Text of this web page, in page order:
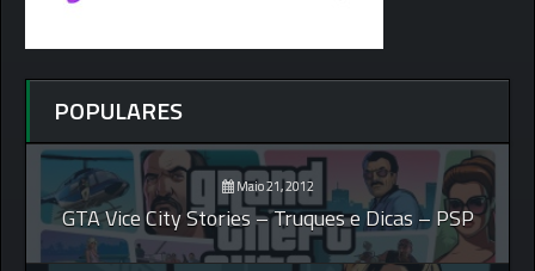
POPULARES
Maio 21, 2012
GTA Vice City Stories – Truques e Dicas – PSP